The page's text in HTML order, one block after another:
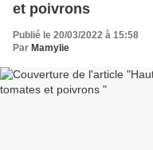
et poivrons
Publié le 20/03/2022 à 15:58
Par Mamylie